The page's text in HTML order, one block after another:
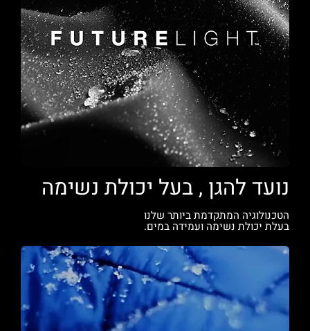
נועד להגן , בעל יכולת נשימה
הטכנולוגיה המתקדמת ביותר שלנו
בעלת יכולת נשימה ועמידה במים.